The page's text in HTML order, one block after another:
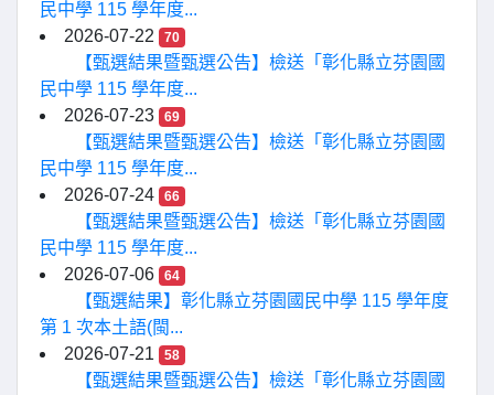
民中學 115 學年度...
2026-07-22
70
【甄選結果暨甄選公告】檢送「彰化縣立芬園國
民中學 115 學年度...
2026-07-23
69
【甄選結果暨甄選公告】檢送「彰化縣立芬園國
民中學 115 學年度...
2026-07-24
66
【甄選結果暨甄選公告】檢送「彰化縣立芬園國
民中學 115 學年度...
2026-07-06
64
【甄選結果】彰化縣立芬園國民中學 115 學年度
第 1 次本土語(閩...
2026-07-21
58
【甄選結果暨甄選公告】檢送「彰化縣立芬園國